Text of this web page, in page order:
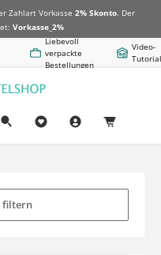
Zahlart Vorkasse 2% Skonto. Der
Vorkasse_2%
Liebevoll
verpackte
Bestellungen
Video-
filtern